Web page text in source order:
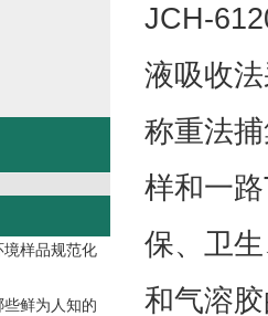
JCH-
液吸收
称重法
样和一
保、卫
和气溶
样品规范化
鲜为人知的